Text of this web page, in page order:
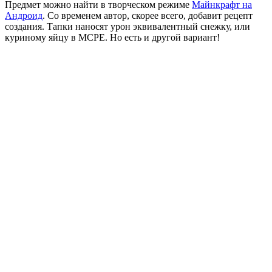
Предмет можно найти в творческом режиме Майнкрафт на
Андроид. Со временем автор, скорее всего, добавит рецепт
создания. Тапки наносят урон эквивалентный снежку, или
куриному яйцу в MCPE. Но есть и другой вариант!